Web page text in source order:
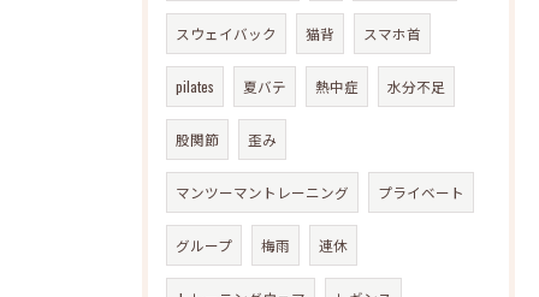
スウェイバック 猫背 スマホ首
pilates 夏バテ 熱中症 水分不足
股関節 歪み
マンツーマントレーニング プライベート
グループ 梅雨 連休